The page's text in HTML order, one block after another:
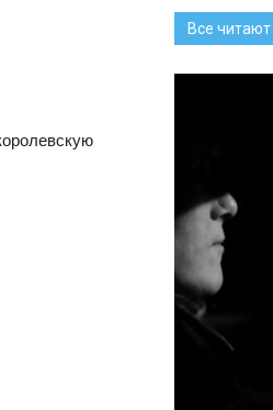
Все читают